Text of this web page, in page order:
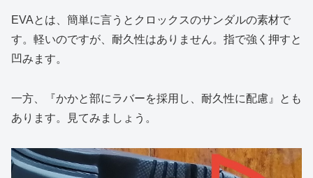
EVAとは、簡単に言うとクロックスのサンダルの素材で
す。軽いのですが、耐久性はありません。指で強く押すと
凹みます。
一方、『かかと部にラバーを採用し、耐久性に配慮』とも
あります。見てみましょう。